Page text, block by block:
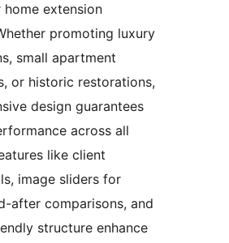
extension
promoting luxury
small apartment
or historic restorations,
design guarantees
across all
like client
image sliders for
after comparisons, and
structure enhance